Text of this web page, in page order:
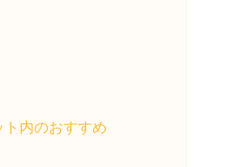
ト内のおすすめ